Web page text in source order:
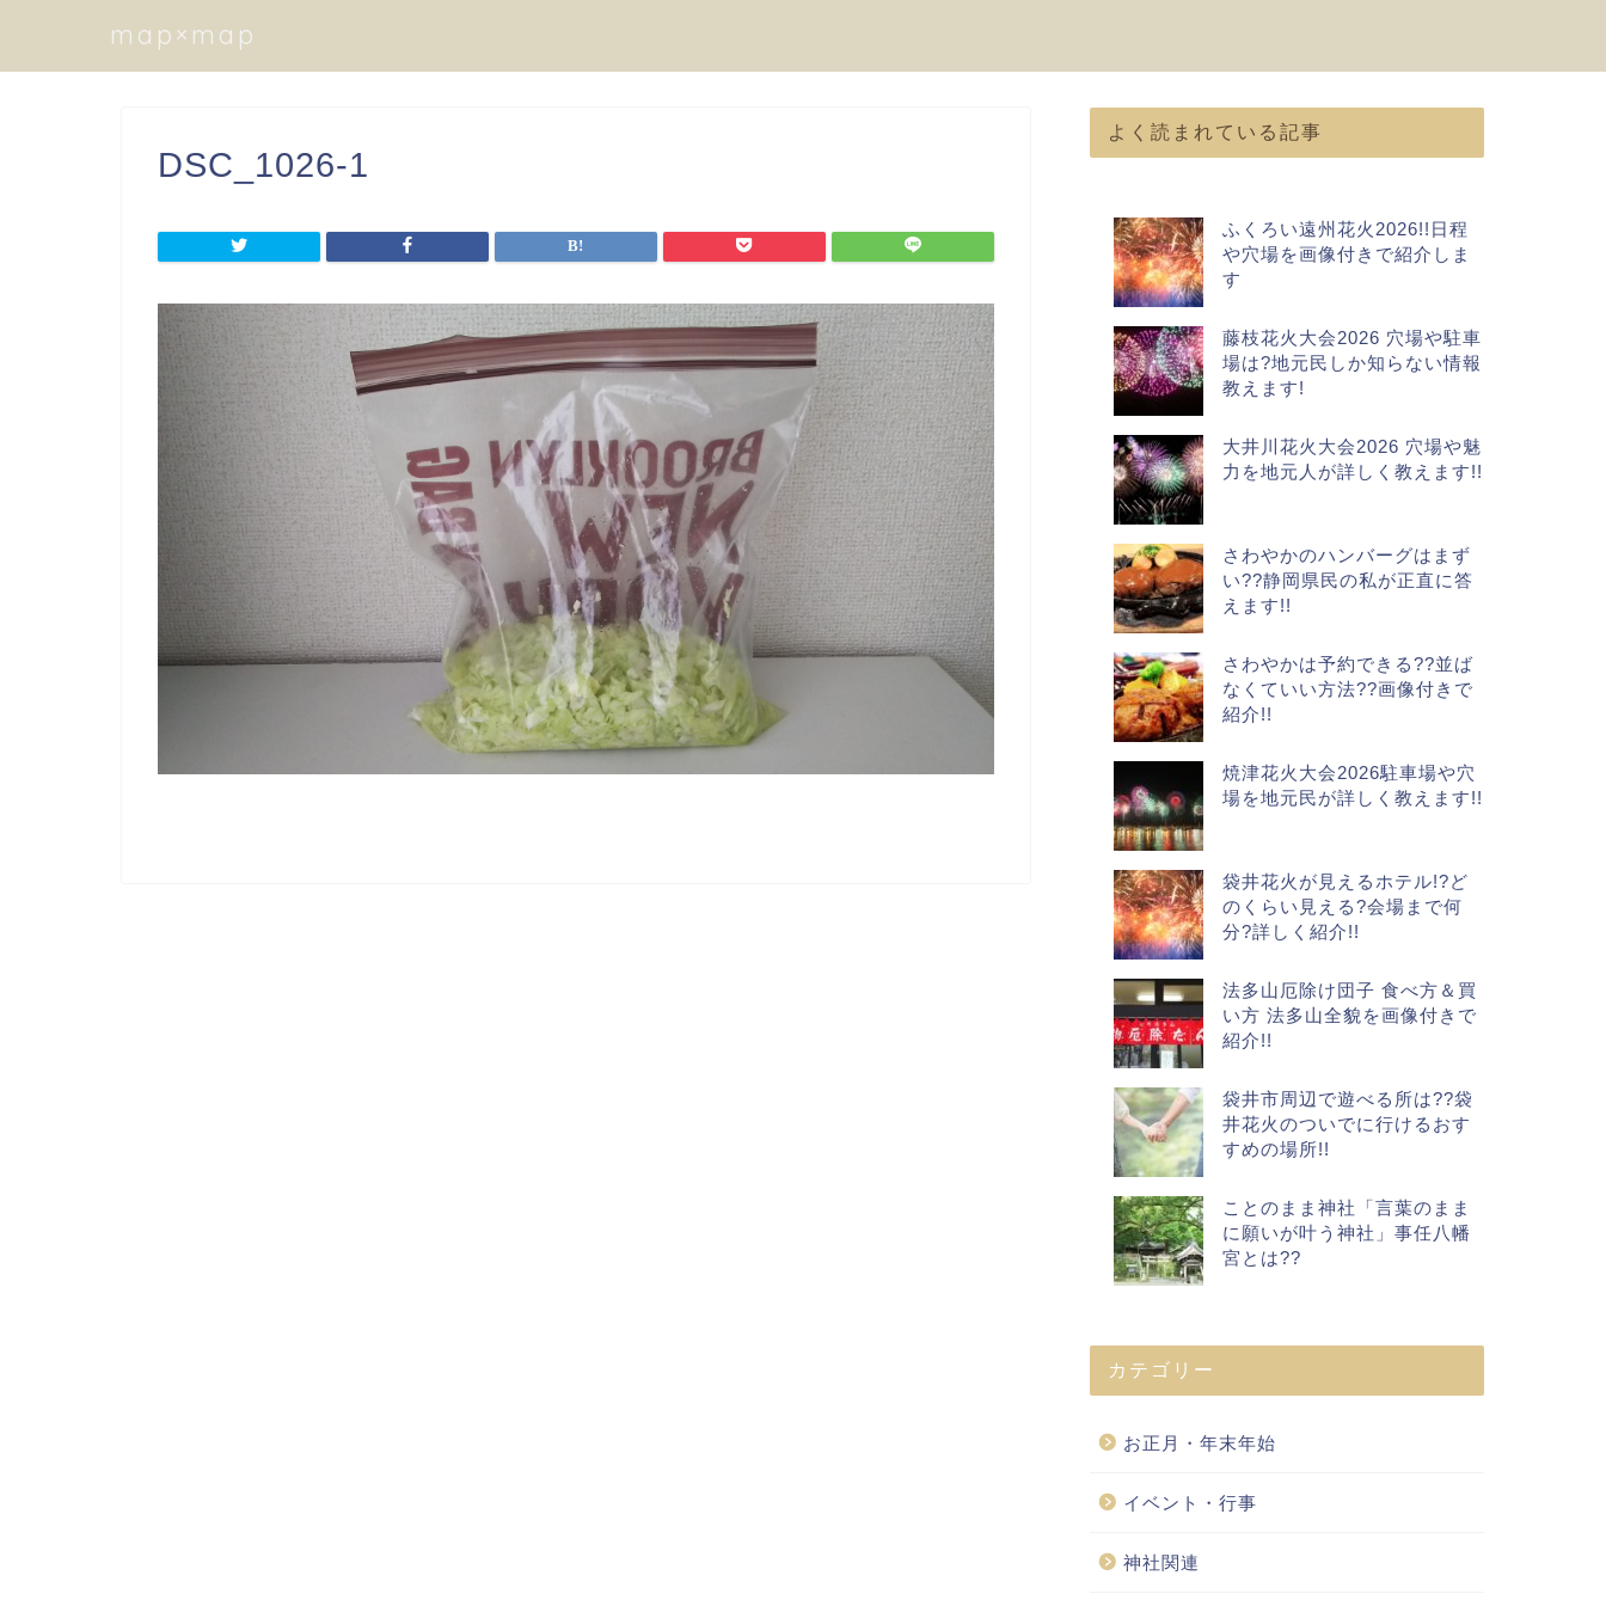
map×map
DSC_1026-1
よく読まれている記事
ふくろい遠州花火2026!!日程
や穴場を画像付きで紹介しま
す
藤枝花火大会2026 穴場や駐車
場は?地元民しか知らない情報
教えます!
大井川花火大会2026 穴場や魅
力を地元人が詳しく教えます!!
さわやかのハンバーグはまず
い??静岡県民の私が正直に答
えます!!
さわやかは予約できる??並ば
なくていい方法??画像付きで
紹介!!
焼津花火大会2026駐車場や穴
場を地元民が詳しく教えます!!
袋井花火が見えるホテル!?ど
のくらい見える?会場まで何
分?詳しく紹介!!
法多山厄除け団子 食べ方＆買
い方 法多山全貌を画像付きで
紹介!!
袋井市周辺で遊べる所は??袋
井花火のついでに行けるおす
すめの場所!!
ことのまま神社「言葉のまま
に願いが叶う神社」事任八幡
宮とは??
カテゴリー
お正月・年末年始
イベント・行事
神社関連